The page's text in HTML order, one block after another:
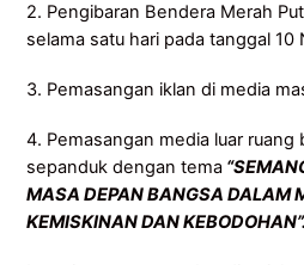
2. Pengibaran Bendera Merah
selama satu hari pada tanggal
3. Pemasangan iklan di media
4. Pemasangan media luar ruang
sepanduk dengan tema
MASA DEPAN BANGSA DALAM
KEMISKINAN DAN KEBODOHAN”.